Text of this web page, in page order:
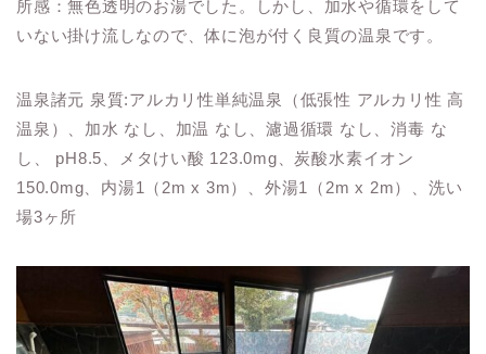
所感：無色透明のお湯でした。しかし、加水や循環をして
いない掛け流しなので、体に泡が付く良質の温泉です。
温泉諸元 泉質:アルカリ性単純温泉（低張性 アルカリ性 高
温泉）、加水 なし、加温 なし、濾過循環 なし、消毒 な
し、 pH8.5、メタけい酸 123.0mg、炭酸水素イオン
150.0mg、内湯1（2m x 3m）、外湯1（2m x 2m）、洗い
場3ヶ所